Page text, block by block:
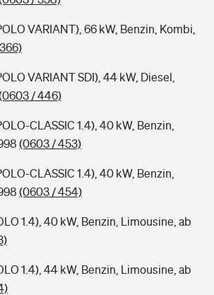
VARIANT), 66 kW, Benzin, Kombi,
VARIANT SDI), 44 kW, Diesel,
/ 446)
CLASSIC 1.4), 40 kW, Benzin,
(0603 / 453)
CLASSIC 1.4), 40 kW, Benzin,
(0603 / 454)
1.4), 40 kW, Benzin, Limousine, ab
1.4), 44 kW, Benzin, Limousine, ab